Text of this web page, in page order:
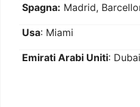
Spagna: Madrid,
Usa: Miami
Emirati Arabi Uniti: Dubai